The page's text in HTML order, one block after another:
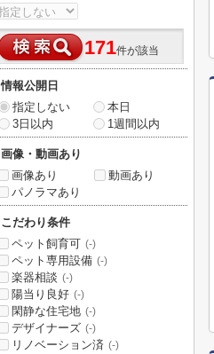
171件が該当
情報公開日
指定しない
本日
3日以内
1週間以内
画像・動画あり
画像あり
動画あり
パノラマあり
こだわり条件
ペット飼育可 (-)
ペット専用設備 (-)
楽器相談 (-)
陽当り良好 (-)
閑静な住宅地 (-)
デザイナーズ (-)
リノベーション済 (-)